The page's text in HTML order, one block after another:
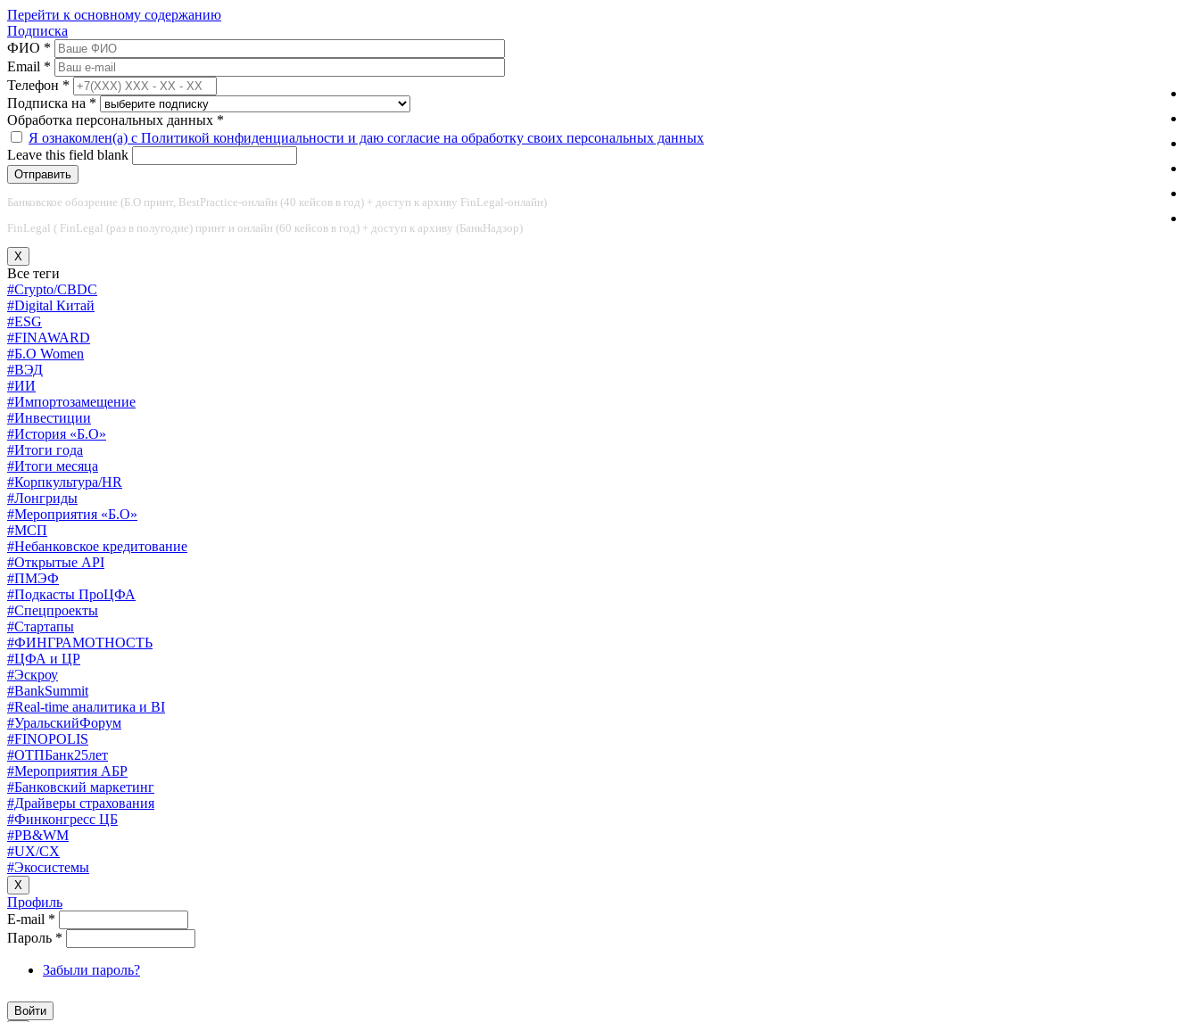
Перейти к основному содержанию
Подписка
ФИО *
Email *
Телефон *
Подписка на *
Обработка персональных данных *
Я ознакомлен(а) с Политикой конфиденциальности и даю согласие на обработку своих персональных данных
Leave this field blank
Банковское обозрение (Б.О принт, BestPractice-онлайн (40 кейсов в год) + доступ к архиву FinLegal-онлайн)
FinLegal ( FinLegal (раз в полугодие) принт и онлайн (60 кейсов в год) + доступ к архиву (БанкНадзор)
X
Все теги
#Crypto/CBDC
#Digital Китай
#ESG
#FINAWARD
#Б.О Women
#ВЭД
#ИИ
#Импортозамещение
#Инвестиции
#История «Б.О»
#Итоги года
#Итоги месяца
#Корпкультура/HR
#Лонгриды
#Мероприятия «Б.О»
#МСП
#Небанковское кредитование
#Открытые API
#ПМЭФ
#Подкасты ПроЦФА
#Спецпроекты
#Стартапы
#ФИНГРАМОТНОСТЬ
#ЦФА и ЦР
#Эскроу
#BankSummit
#Real-time аналитика и BI
#УральскийФорум
#FINOPOLIS
#ОТПБанк25лет
#Мероприятия АБР
#Банковский маркетинг
#Драйверы страхования
#Финконгресс ЦБ
#PB&WM
#UX/CX
#Экосистемы
X
Профиль
E-mail *
Пароль *
Забыли пароль?